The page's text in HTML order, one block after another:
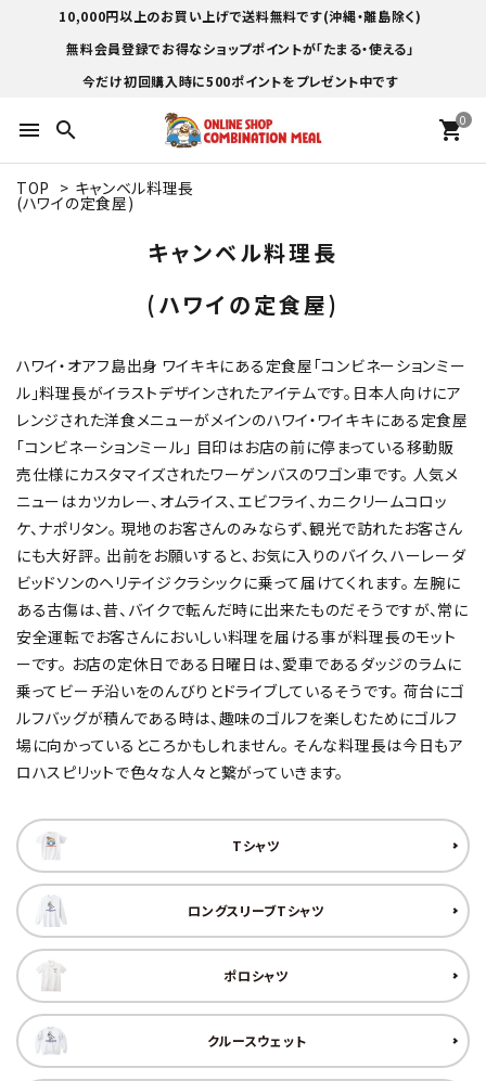
10,000円以上のお買い上げで送料無料です(沖縄・離島除く)
無料会員登録でお得なショップポイントが「たまる・使える」
今だけ初回購入時に500ポイントをプレゼント中です
menu search 0
shopping_cart
TOP > キャンベル料理長
(ハワイの定食屋)
キャンベル料理長
(ハワイの定食屋)
ハワイ・オアフ島出身 ワイキキにある定食屋「コンビネーションミー
ル」料理長がイラストデザインされたアイテムです。日本人向けにア
レンジされた洋食メニューがメインのハワイ・ワイキキにある定食屋
「コンビネーションミール」 目印はお店の前に停まっている移動販
売仕様にカスタマイズされたワーゲンバスのワゴン車です。 人気メ
ニューはカツカレー、オムライス、エビフライ、カニクリームコロッ
ケ、ナポリタン。 現地のお客さんのみならず、観光で訪れたお客さん
にも大好評。 出前をお願いすると、お気に入りのバイク、ハーレーダ
ビッドソンのヘリテイジクラシックに乗って届けてくれます。 左腕に
ある古傷は、昔、バイクで転んだ時に出来たものだそうですが、常に
安全運転でお客さんにおいしい料理を届ける事が料理長のモット
ーです。 お店の定休日である日曜日は、愛車であるダッジのラムに
乗ってビーチ沿いをのんびりとドライブしているそうです。 荷台にゴ
ルフバッグが積んである時は、趣味のゴルフを楽しむためにゴルフ
場に向かっているところかもしれません。 そんな料理長は今日もア
ロハスピリットで色々な人々と繋がっていきます。
Tシャツ
ロングスリーブTシャツ
ポロシャツ
クルースウェット